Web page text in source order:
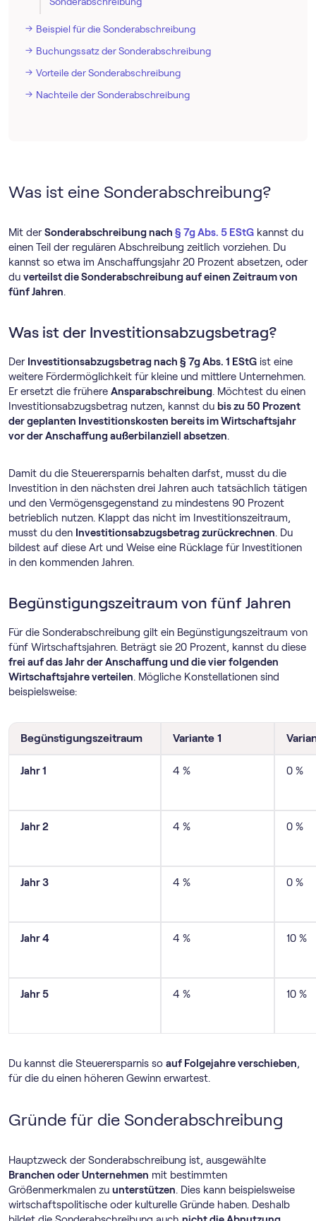
Beispiel für die Sonderabschreibung
Buchungssatz der Sonderabschreibung
Vorteile der Sonderabschreibung
Nachteile der Sonderabschreibung
Was ist eine Sonderabschreibung?
Mit derSonderabschreibung nach § 7g Abs. 5 EStG kannst du
einen Teil der regulären Abschreibung zeitlich vorziehen. Du
kannst so etwa im Anschaffungsjahr 20 Prozent absetzen, oder
du verteilst die Sonderabschreibung auf einen Zeitraum von
fünf Jahren.
Was ist der Investitionsabzugsbetrag?
Der Investitionsabzugsbetrag nach § 7g Abs. 1 EStG ist eine
weitere Fördermöglichkeit für kleine und mittlere Unternehmen.
Er ersetzt die frühere Ansparabschreibung. Möchtest du einen
Investitionsabzugsbetrag nutzen, kannst du bis zu 50 Prozent
der geplanten Investitionskosten bereits im Wirtschaftsjahr
vor der Anschaffung außerbilanziell absetzen.
Damit du die Steuerersparnis behalten darfst, musst du die
Investition in den nächsten drei Jahren auch tatsächlich tätigen
und den Vermögensgegenstand zu mindestens 90 Prozent
betrieblich nutzen. Klappt das nicht im Investitionszeitraum,
musst du den Investitionsabzugsbetrag zurückrechnen. Du
bildest auf diese Art und Weise eine Rücklage für Investitionen
in den kommenden Jahren.
Begünstigungszeitraum von fünf Jahren
Für die Sonderabschreibung gilt ein Begünstigungszeitraum von
fünf Wirtschaftsjahren. Beträgt sie 20 Prozent, kannst du diese
frei auf das Jahr der Anschaffung und die vier folgenden
Wirtschaftsjahre verteilen. Mögliche Konstellationen sind
beispielsweise:
Begünstigungszeitraum Variante 1
Jahr 1 4 % 0 %
Jahr 2 4 % 0 %
Jahr 3 4 % 0 %
Jahr 4 4 % 10 %
Jahr 5 4 % 10 %
Du kannst die Steuerersparnis so auf Folgejahre verschieben,
für die du einen höheren Gewinn erwartest.
Gründe für die Sonderabschreibung
Hauptzweck der Sonderabschreibung ist, ausgewählte
Branchen oder Unternehmen mit bestimmten
Größenmerkmalen zu unterstützen. Dies kann beispielsweise
wirtschaftspolitische oder kulturelle Gründe haben. Deshalb